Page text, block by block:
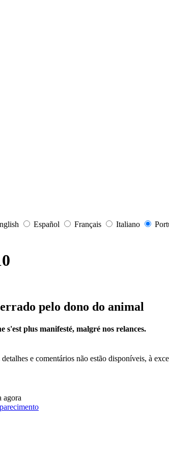
Español Français Italiano
pelo dono do animal
s'est plus manifesté, malgré nos relances.
e comentários não estão disponíveis, à
agora